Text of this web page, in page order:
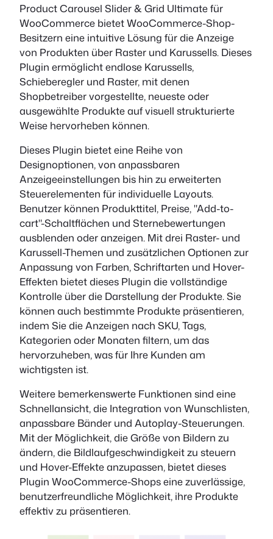
Product Carousel Slider & Grid Ultimate für
WooCommerce bietet WooCommerce-Shop-
Besitzern eine intuitive Lösung für die Anzeige
von Produkten über Raster und Karussells. Dieses
Plugin ermöglicht endlose Karussells,
Schieberegler und Raster, mit denen
Shopbetreiber vorgestellte, neueste oder
ausgewählte Produkte auf visuell strukturierte
Weise hervorheben können.
Dieses Plugin bietet eine Reihe von
Designoptionen, von anpassbaren
Anzeigeeinstellungen bis hin zu erweiterten
Steuerelementen für individuelle Layouts.
Benutzer können Produkttitel, Preise, "Add-to-
cart"-Schaltflächen und Sternebewertungen
ausblenden oder anzeigen. Mit drei Raster- und
Karussell-Themen und zusätzlichen Optionen zur
Anpassung von Farben, Schriftarten und Hover-
Effekten bietet dieses Plugin die vollständige
Kontrolle über die Darstellung der Produkte. Sie
können auch bestimmte Produkte präsentieren,
indem Sie die Anzeigen nach SKU, Tags,
Kategorien oder Monaten filtern, um das
hervorzuheben, was für Ihre Kunden am
wichtigsten ist.
Weitere bemerkenswerte Funktionen sind eine
Schnellansicht, die Integration von Wunschlisten,
anpassbare Bänder und Autoplay-Steuerungen.
Mit der Möglichkeit, die Größe von Bildern zu
ändern, die Bildlaufgeschwindigkeit zu steuern
und Hover-Effekte anzupassen, bietet dieses
Plugin WooCommerce-Shops eine zuverlässige,
benutzerfreundliche Möglichkeit, ihre Produkte
effektiv zu präsentieren.